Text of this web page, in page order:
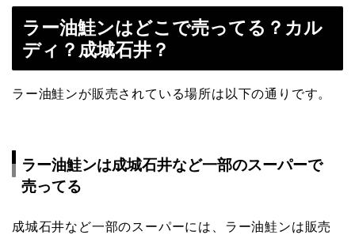
ラー油鮭ンはどこで売ってる？カル
ディ？成城石井？
ラー油鮭ンが販売されている場所は以下の通りです。
ラー油鮭ンは成城石井など一部のスーパーで
売ってる
成城石井など一部のスーパーには、ラー油鮭ンは販売